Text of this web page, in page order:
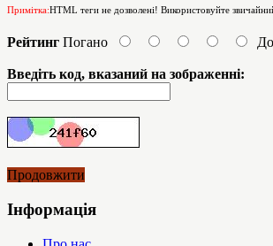
Примітка:HTML теги не дозволені! Використовуйте
Рейтинг Погано
Введіть код, вказаний на зображенні:
Продовжити
Інформація